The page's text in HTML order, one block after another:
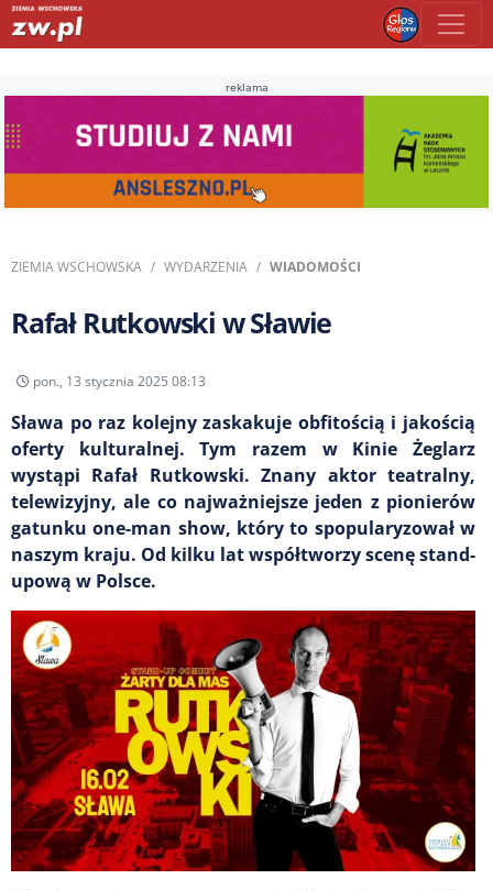
reklama
ZIEMIA WSCHOWSKA WYDARZENIA WIADOMOŚCI
Rafał Rutkowski w Sławie
pon., 13 stycznia 2025 08:13
Sława po raz kolejny zaskakuje obfitością i jakością
oferty kulturalnej. Tym razem w Kinie Żeglarz
wystąpi Rafał Rutkowski. Znany aktor teatralny,
telewizyjny, ale co najważniejsze jeden z pionierów
gatunku one-man show, który to spopularyzował w
naszym kraju. Od kilku lat współtworzy scenę stand-
upową w Polsce.